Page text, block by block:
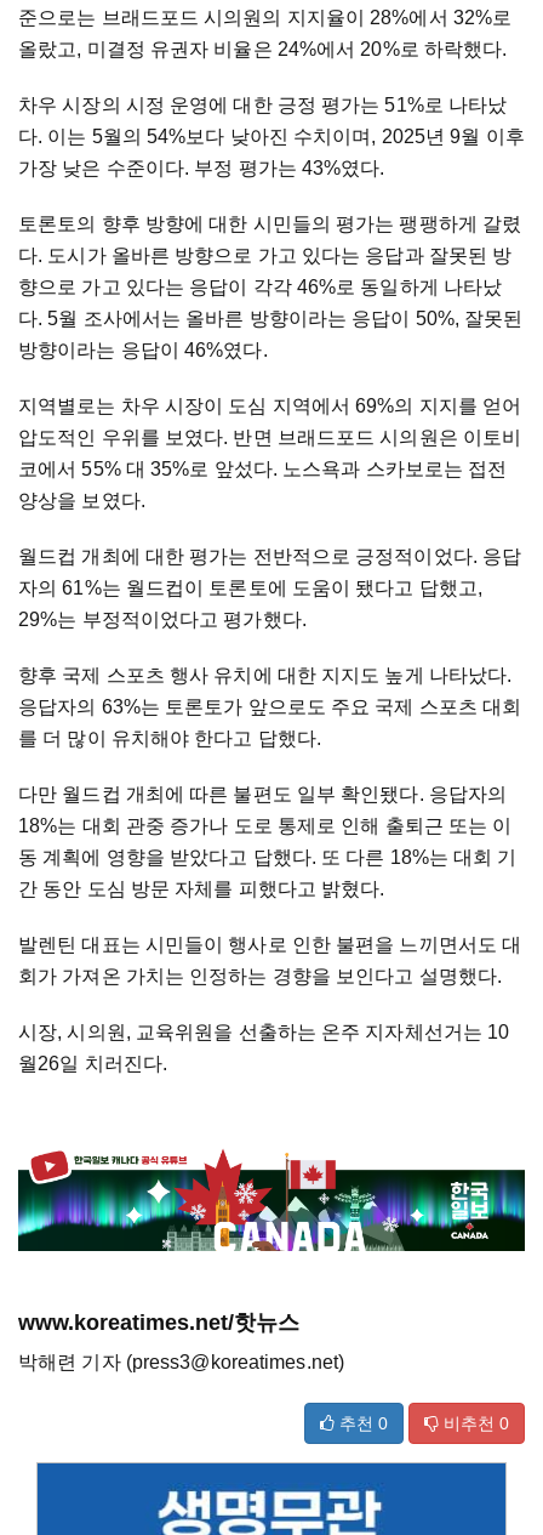
준으로는 브래드포드 시의원의 지지율이 28%에서 32%로
올랐고, 미결정 유권자 비율은 24%에서 20%로 하락했다.
차우 시장의 시정 운영에 대한 긍정 평가는 51%로 나타났
다. 이는 5월의 54%보다 낮아진 수치이며, 2025년 9월 이후
가장 낮은 수준이다. 부정 평가는 43%였다.
토론토의 향후 방향에 대한 시민들의 평가는 팽팽하게 갈렸
다. 도시가 올바른 방향으로 가고 있다는 응답과 잘못된 방
향으로 가고 있다는 응답이 각각 46%로 동일하게 나타났
다. 5월 조사에서는 올바른 방향이라는 응답이 50%, 잘못된
방향이라는 응답이 46%였다.
지역별로는 차우 시장이 도심 지역에서 69%의 지지를 얻어
압도적인 우위를 보였다. 반면 브래드포드 시의원은 이토비
코에서 55% 대 35%로 앞섰다. 노스욕과 스카보로는 접전
양상을 보였다.
월드컵 개최에 대한 평가는 전반적으로 긍정적이었다. 응답
자의 61%는 월드컵이 토론토에 도움이 됐다고 답했고,
29%는 부정적이었다고 평가했다.
향후 국제 스포츠 행사 유치에 대한 지지도 높게 나타났다.
응답자의 63%는 토론토가 앞으로도 주요 국제 스포츠 대회
를 더 많이 유치해야 한다고 답했다.
다만 월드컵 개최에 따른 불편도 일부 확인됐다. 응답자의
18%는 대회 관중 증가나 도로 통제로 인해 출퇴근 또는 이
동 계획에 영향을 받았다고 답했다. 또 다른 18%는 대회 기
간 동안 도심 방문 자체를 피했다고 밝혔다.
발렌틴 대표는 시민들이 행사로 인한 불편을 느끼면서도 대
회가 가져온 가치는 인정하는 경향을 보인다고 설명했다.
시장, 시의원, 교육위원을 선출하는 온주 지자체선거는 10
월26일 치러진다.
www.koreatimes.net/핫뉴스
박해련 기자 (press3@koreatimes.net)
추천 0 비추천 0